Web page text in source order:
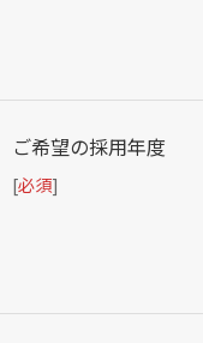
ご希望の採用年度
[必須]